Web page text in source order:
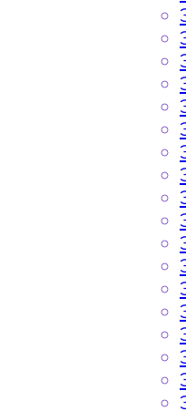
Расчет
конкретном
порадовать
На
Габариты,
Заказанный
платформой
Маршрут от
района